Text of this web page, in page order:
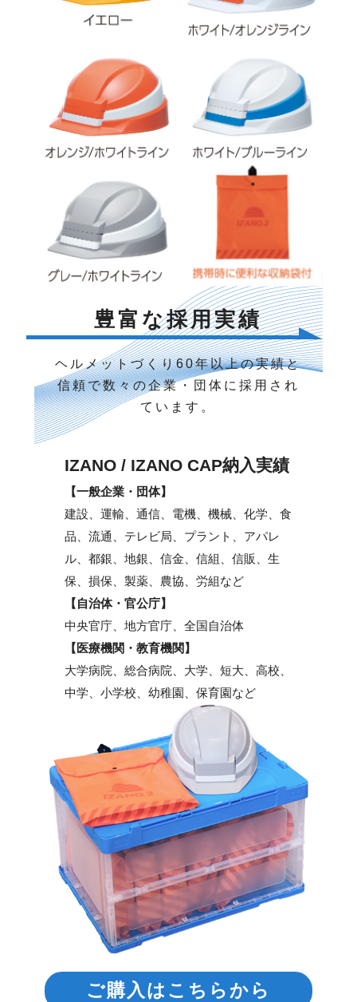
豊富な採用実績
ヘルメットづくり60年以上の実績と
信頼で数々の企業・団体に採用され
ています。
IZANO / IZANO CAP納入実績
【一般企業・団体】
建設、運輸、通信、電機、機械、化学、食
品、流通、テレビ局、プラント、アパレ
ル、都銀、地銀、信金、信組、信販、生
保、損保、製薬、農協、労組など
【自治体・官公庁】
中央官庁、地方官庁、全国自治体
【医療機関・教育機関】
大学病院、総合病院、大学、短大、高校、
中学、小学校、幼稚園、保育園など
ご購入はこちらから